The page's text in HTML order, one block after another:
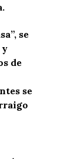
se
y
de
se